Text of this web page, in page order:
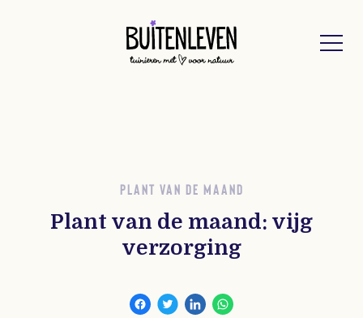
PLANT VAN DE MAAND
Plant van de maand: vijg
verzorging